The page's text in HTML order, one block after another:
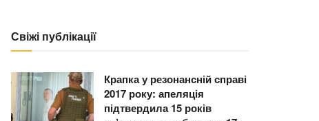
Свіжі публікації
Крапка у резонансній справі
2017 року: апеляція
підтвердила 15 років